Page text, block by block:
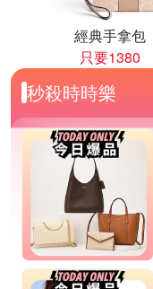
經典手拿包
只要1380
秒殺時時樂